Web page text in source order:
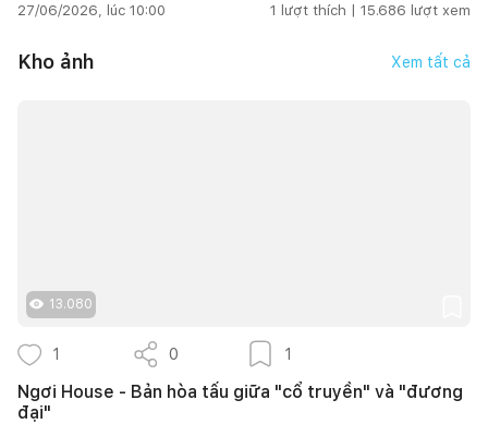
27/06/2026, lúc 10:00 1 lượt thích | 15.686 lượt xem
Kho ảnh Xem tất cả
13.080
1 0 1
Ngơi House - Bản hòa tấu giữa "cổ truyền" và "đương
đại"